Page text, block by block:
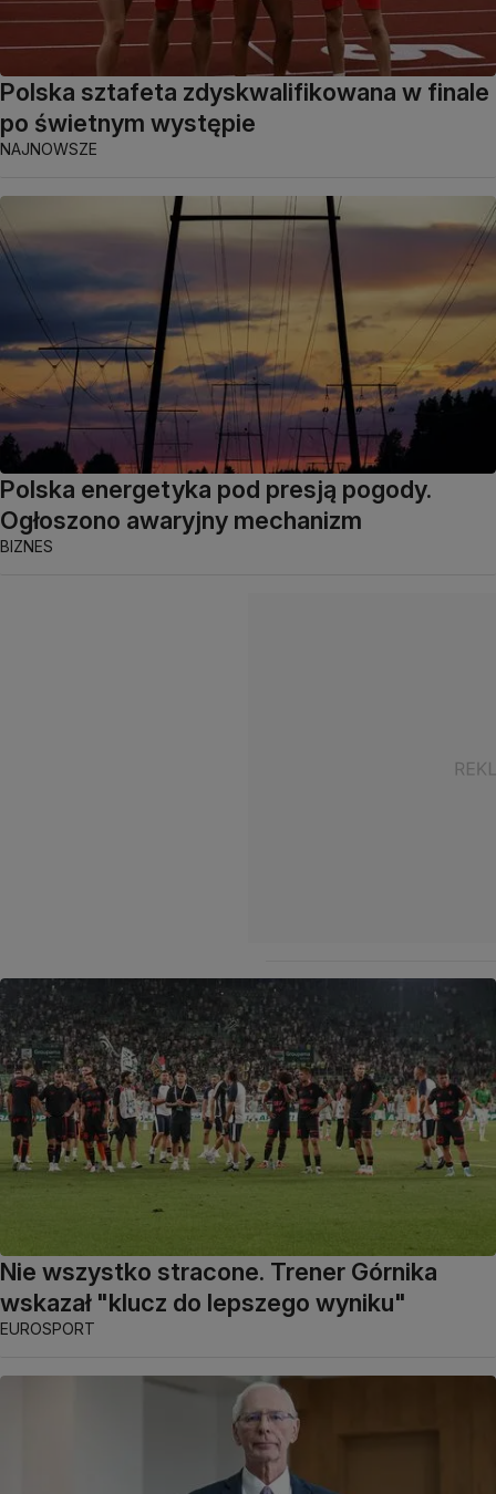
Polska sztafeta zdyskwalifikowana w finale
po świetnym występie
NAJNOWSZE
Polska energetyka pod presją pogody.
Ogłoszono awaryjny mechanizm
BIZNES
Nie wszystko stracone. Trener Górnika
wskazał "klucz do lepszego wyniku"
EUROSPORT